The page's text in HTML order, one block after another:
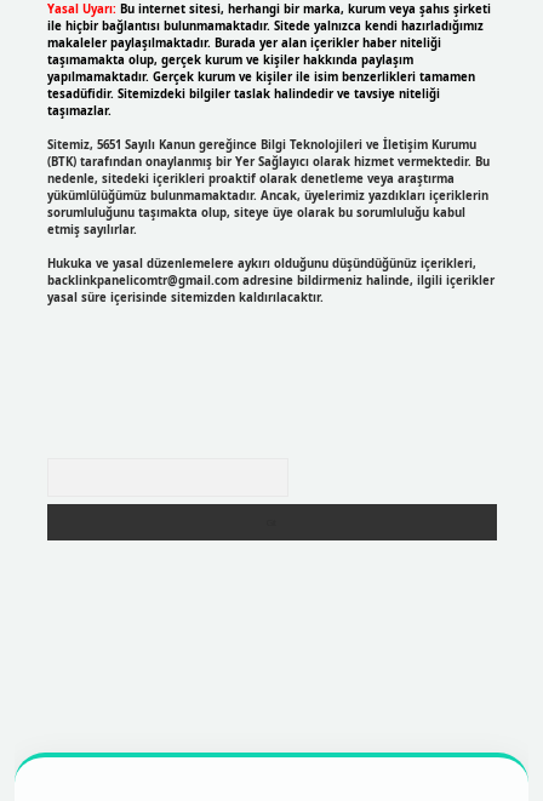
Yasal Uyarı: Bu internet sitesi, herhangi bir marka, kurum veya şahıs şirketi
ile hiçbir bağlantısı bulunmamaktadır. Sitede yalnızca kendi hazırladığımız
makaleler paylaşılmaktadır. Burada yer alan içerikler haber niteliği
taşımamakta olup, gerçek kurum ve kişiler hakkında paylaşım
yapılmamaktadır. Gerçek kurum ve kişiler ile isim benzerlikleri tamamen
tesadüfidir. Sitemizdeki bilgiler taslak halindedir ve tavsiye niteliği
taşımazlar.
Sitemiz, 5651 Sayılı Kanun gereğince Bilgi Teknolojileri ve İletişim Kurumu
(BTK) tarafından onaylanmış bir Yer Sağlayıcı olarak hizmet vermektedir. Bu
nedenle, sitedeki içerikleri proaktif olarak denetleme veya araştırma
yükümlülüğümüz bulunmamaktadır. Ancak, üyelerimiz yazdıkları içeriklerin
sorumluluğunu taşımakta olup, siteye üye olarak bu sorumluluğu kabul
etmiş sayılırlar.
Hukuka ve yasal düzenlemelere aykırı olduğunu düşündüğünüz içerikleri,
backlinkpanelicomtr@gmail.comadresine bildirmeniz halinde, ilgili içerikler
yasal süre içerisinde sitemizden kaldırılacaktır.